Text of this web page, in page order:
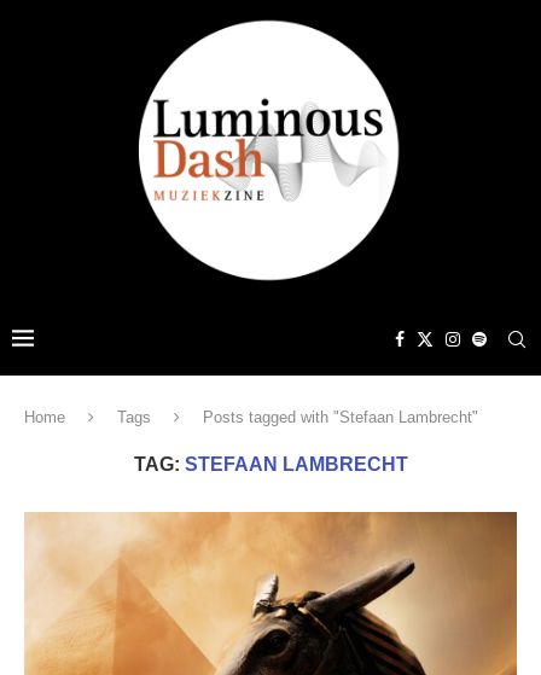
Home Tags Posts tagged with "Stefaan Lambrecht"
TAG: STEFAAN LAMBRECHT